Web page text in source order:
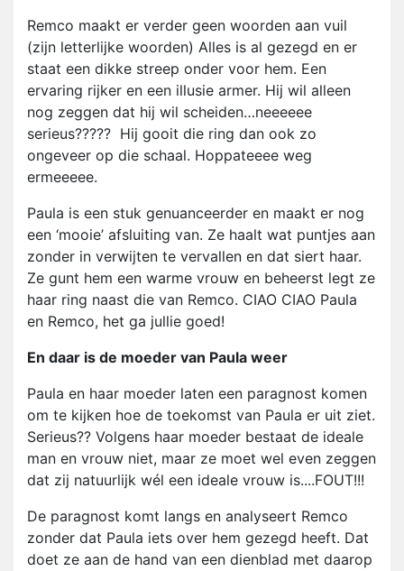
Remco maakt er verder geen woorden aan vuil
(zijn letterlijke woorden) Alles is al gezegd en er
staat een dikke streep onder voor hem. Een
ervaring rijker en een illusie armer. Hij wil alleen
nog zeggen dat hij wil scheiden…neeeeee
serieus????? Hij gooit die ring dan ook zo
ongeveer op die schaal. Hoppateeee weg
ermeeeee.
Paula is een stuk genuanceerder en maakt er nog
een ‘mooie’ afsluiting van. Ze haalt wat puntjes aan
zonder in verwijten te vervallen en dat siert haar.
Ze gunt hem een warme vrouw en beheerst legt ze
haar ring naast die van Remco. CIAO CIAO Paula
en Remco, het ga jullie goed!
En daar is de moeder van Paula weer
Paula en haar moeder laten een paragnost komen
om te kijken hoe de toekomst van Paula er uit ziet.
Serieus?? Volgens haar moeder bestaat de ideale
man en vrouw niet, maar ze moet wel even zeggen
dat zij natuurlijk wél een ideale vrouw is....FOUT!!!
De paragnost komt langs en analyseert Remco
zonder dat Paula iets over hem gezegd heeft. Dat
doet ze aan de hand van een dienblad met daarop